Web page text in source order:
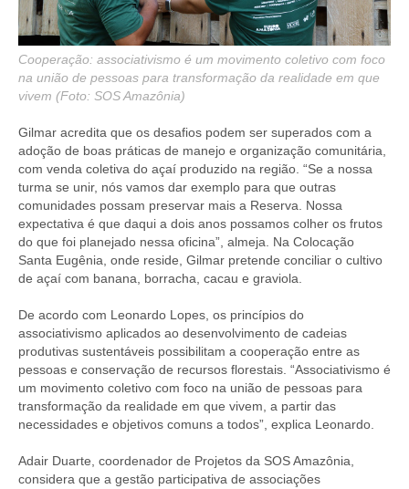
Cooperação: associativismo é um movimento coletivo com foco
na união de pessoas para transformação da realidade em que
vivem (Foto: SOS Amazônia)
Gilmar acredita que os desafios podem ser superados com a
adoção de boas práticas de manejo e organização comunitária,
com venda coletiva do açaí produzido na região. “Se a nossa
turma se unir, nós vamos dar exemplo para que outras
comunidades possam preservar mais a Reserva. Nossa
expectativa é que daqui a dois anos possamos colher os frutos
do que foi planejado nessa oficina”, almeja. Na Colocação
Santa Eugênia, onde reside, Gilmar pretende conciliar o cultivo
de açaí com banana, borracha, cacau e graviola.
De acordo com Leonardo Lopes, os princípios do
associativismo aplicados ao desenvolvimento de cadeias
produtivas sustentáveis possibilitam a cooperação entre as
pessoas e conservação de recursos florestais. “Associativismo é
um movimento coletivo com foco na união de pessoas para
transformação da realidade em que vivem, a partir das
necessidades e objetivos comuns a todos”, explica Leonardo.
Adair Duarte, coordenador de Projetos da SOS Amazônia,
considera que a gestão participativa de associações